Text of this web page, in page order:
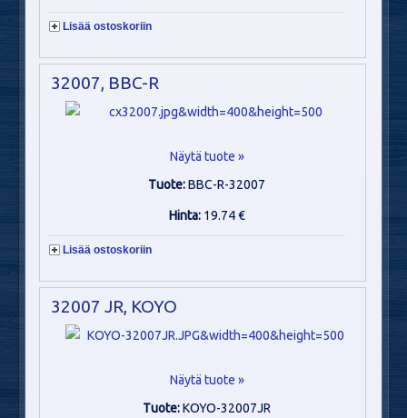
Lisää ostoskoriin
32007, BBC-R
Näytä tuote »
Tuote:BBC-R-32007
Hinta: 19.74 €
Lisää ostoskoriin
32007 JR, KOYO
Näytä tuote »
Tuote:KOYO-32007JR